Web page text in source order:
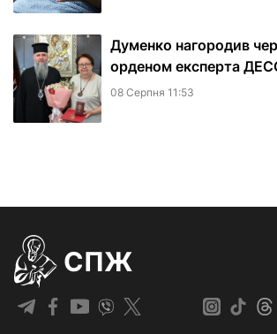
Думенко нагородив
орденом експерта
08 Серпня 11:53
СПЖ